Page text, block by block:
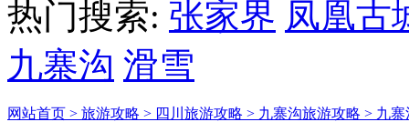
热门搜索: 张家界 凤凰古
九寨沟 滑雪
网站首页 > 旅游攻略 > 四川旅游攻略 > 九寨沟旅游攻略 > 九寨